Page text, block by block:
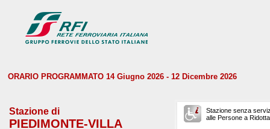
ORARIO PROGRAMMATO 14 Giugno 2026 - 12 Dicembre 2026
Stazione di
PIEDIMONTE-VILLA
Stazione senza
alle Persone a